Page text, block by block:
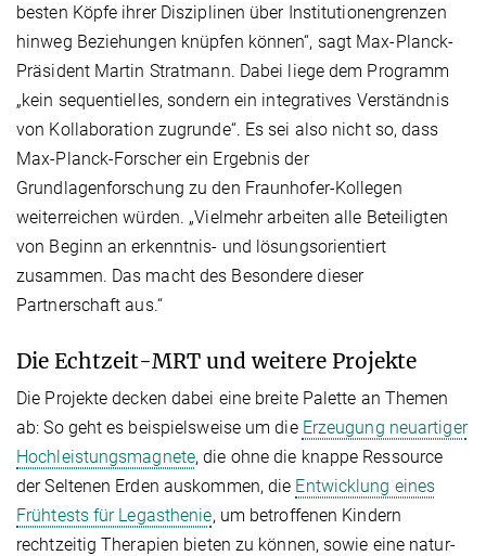
besten Köpfe ihrer Disziplinen über Institutionengrenzen
hinweg Beziehungen knüpfen können“, sagt Max-Planck-
Präsident Martin Stratmann. Dabei liege dem Programm
„kein sequentielles, sondern ein integratives Verständnis
von Kollaboration zugrunde“. Es sei also nicht so, dass
Max-Planck-Forscher ein Ergebnis der
Grundlagenforschung zu den Fraunhofer-Kollegen
weiterreichen würden. „Vielmehr arbeiten alle Beteiligten
von Beginn an erkenntnis- und lösungsorientiert
zusammen. Das macht des Besondere dieser
Partnerschaft aus.“
Die Echtzeit-MRT und weitere Projekte
Die Projekte decken dabei eine breite Palette an Themen
ab: So geht es beispielsweise um die Erzeugung neuartiger
Hochleistungsmagnete, die ohne die knappe Ressource
der Seltenen Erden auskommen, die Entwicklung eines
Frühtests für Legasthenie, um betroffenen Kindern
rechtzeitig Therapien bieten zu können, sowie eine natur-